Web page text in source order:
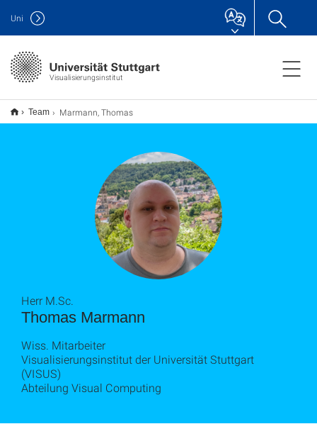
Visualisierungsinstitut
Uni
Team Marmann, Thomas
Thomas Marmann
Herr M.Sc.
Wiss. Mitarbeiter
Visualisierungsinstitut der Universität Stuttgart
(VISUS)
Abteilung Visual Computing